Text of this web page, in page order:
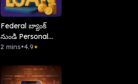
Federal బ్యాంక్
నుండి Personal
లోన్!
2 mins•4.9★